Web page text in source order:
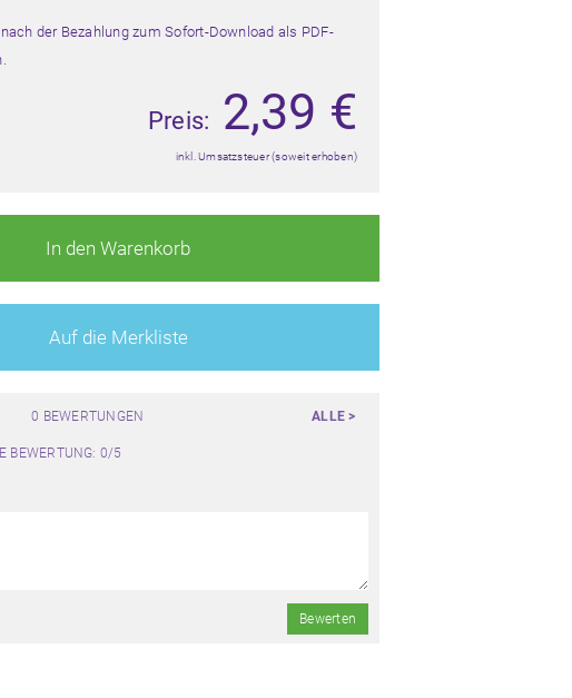
der Bezahlung zum Sofort-Download als PDF-
Preis: 2,39 €
inkl. Umsatzsteuer (soweit erhoben)
In den Warenkorb
Auf die Merkliste
0 BEWERTUNGEN ALLE >
BEWERTUNG: 0/5
Bewerten